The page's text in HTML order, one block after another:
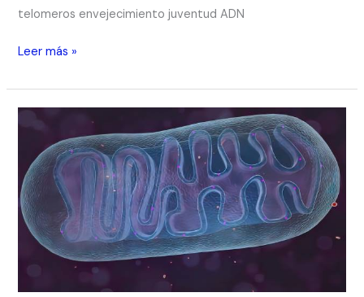
telomeros envejecimiento juventud ADN
Leer más »
«Huellas
Genéticas
el
Tiempo:
El
ADN
Mitocondrial
Testigo